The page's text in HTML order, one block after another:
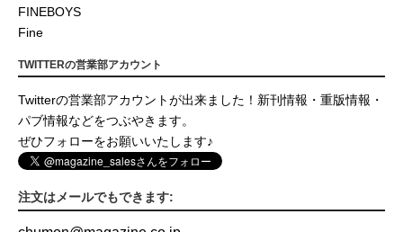
FINEBOYS
Fine
TWITTERの営業部アカウント
Twitterの営業部アカウントが出来ました！新刊情報・重版情報・
パブ情報などをつぶやきます。
ぜひフォローをお願いいたします♪
注文はメールでもできます: